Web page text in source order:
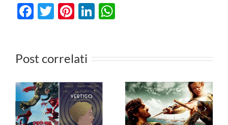
Facebook
Twitter
Pinterest
LinkedIn
Post correlati
vedere in TV
dal 27 luglio
cinema il 23
luglio: da
Terapia di
Famiglia e